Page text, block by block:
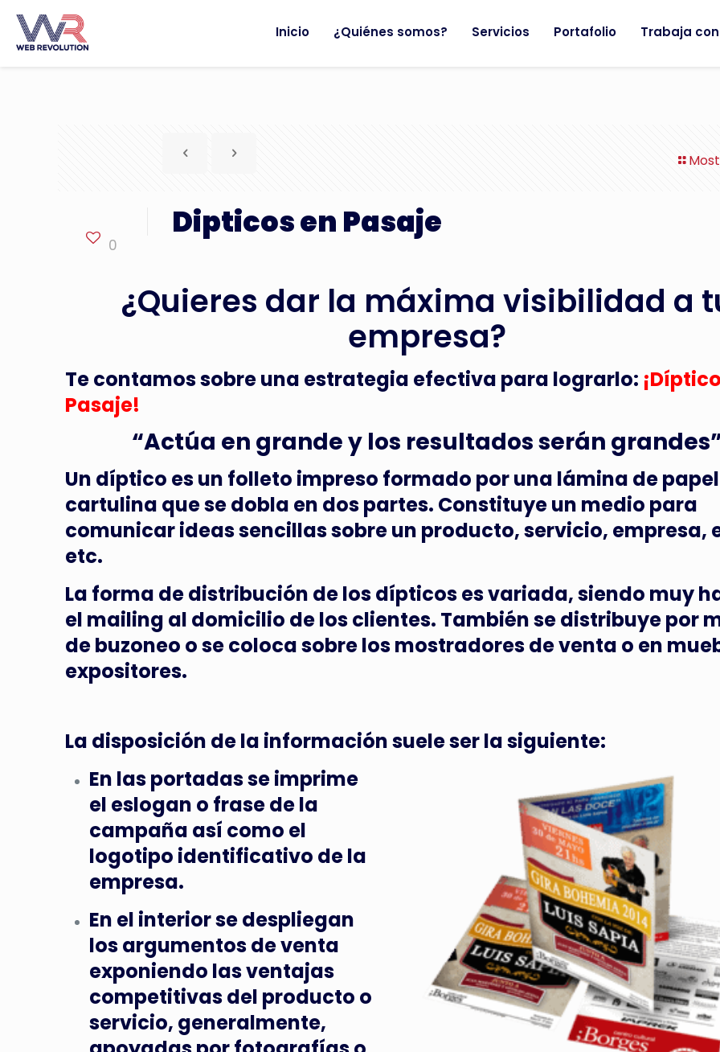
Inicio ¿Quiénes somos? Servicios Portafolio Trabaja
0
Dipticos en Pasaje
¿Quieres dar la máxima visibilidad a
empresa?
Te contamos sobre una estrategia efectiva para lograrlo:
Pasaje!
“Actúa en grande y los resultados serán
Un díptico es un folleto impreso formado por una lámina de
cartulina que se dobla en dos partes. Constituye un medio para
comunicar ideas sencillas sobre un producto, servicio, empresa,
etc.
La forma de distribución de los dípticos es variada, siendo muy
el mailing al domicilio de los clientes. También se distribuye por
de buzoneo o se coloca sobre los mostradores de venta o en
expositores.
La disposición de la información suele ser la siguiente:
En las portadas se imprime
el eslogan o frase de la
campaña así como el
logotipo identificativo de la
empresa.
En el interior se despliegan
los argumentos de venta
exponiendo las ventajas
competitivas del producto o
servicio, generalmente,